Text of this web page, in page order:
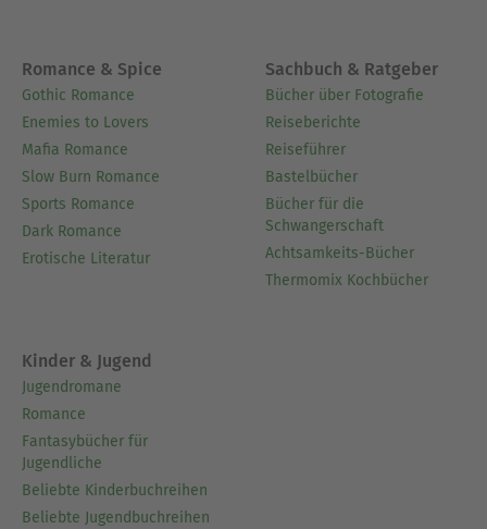
Romance & Spice
Gothic Romance
Enemies to Lovers
Mafia Romance
Slow Burn Romance
Sports Romance
Dark Romance
Erotische Literatur
Sachbuch & Ratgeber
Bücher über Fotografie
Reiseberichte
Reiseführer
Bastelbücher
Bücher für die
Schwangerschaft
Achtsamkeits-Bücher
Thermomix Kochbücher
Kinder & Jugend
Jugendromane
Romance
Fantasybücher für
Jugendliche
Beliebte Kinderbuchreihen
Beliebte Jugendbuchreihen